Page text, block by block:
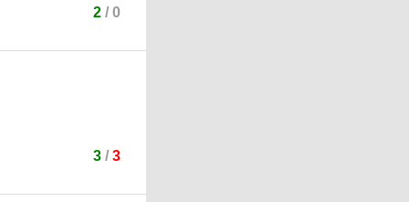
2/ 0
3/ 3